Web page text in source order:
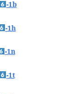
-1b
-1h
-1n
-1t